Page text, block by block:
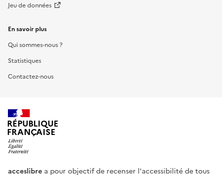
Jeu de données
En savoir plus
Qui sommes-nous ?
Statistiques
Contactez-nous
RÉPUBLIQUE
FRANÇAISE
acceslibre a pour objectif de recenser l'accessibilité de tous